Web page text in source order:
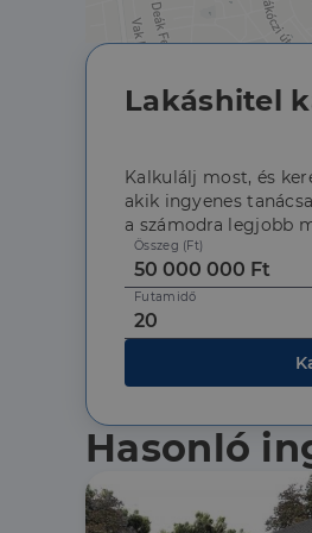
Lakáshitel
Kalkulálj most, és
akik ingyenes
a számodra legjobb
Összeg (Ft)
Futamidő
Hasonló